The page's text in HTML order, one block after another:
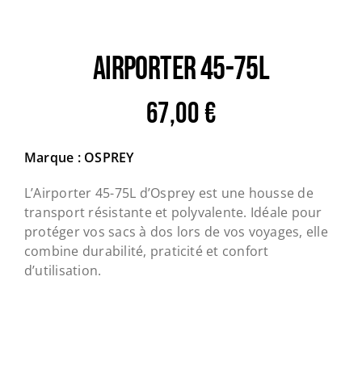
AIRPORTER 45-75L
67,00€
Marque : OSPREY
L’Airporter 45-75L d’Osprey est une housse de
transport résistante et polyvalente. Idéale pour
protéger vos sacs à dos lors de vos voyages, elle
combine durabilité, praticité et confort
d’utilisation.